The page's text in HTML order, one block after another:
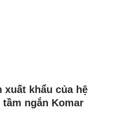
xuất khẩu của hệ
ngắn Komar